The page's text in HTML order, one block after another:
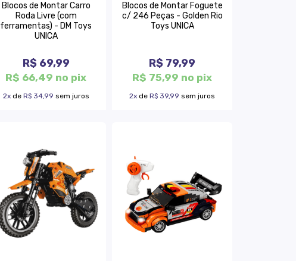
Blocos de Montar Carro
Roda Livre (com
ferramentas) - DM Toys
UNICA
R$ 69,99
R$ 66,49 no pix
2xde R$ 34,99 sem juros
Blocos de Montar Foguete
c/ 246 Peças - Golden Rio
Toys UNICA
R$ 79,99
R$ 75,99 no pix
2x deR$ 39,99 sem juros